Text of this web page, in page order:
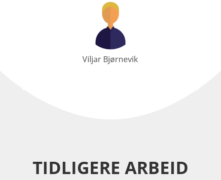
Viljar Bjørnevik
TIDLIGERE ARBEID